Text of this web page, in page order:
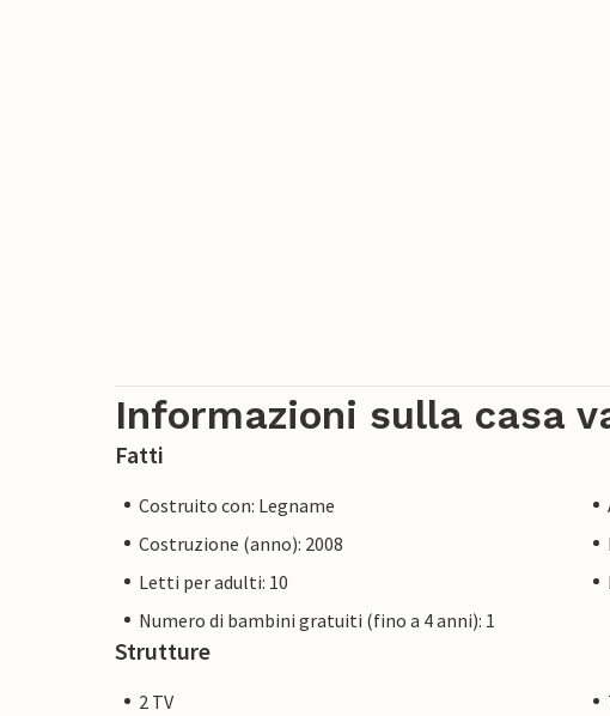
Informazioni sulla casa
Fatti
Costruito con: Legname
Costruzione (anno): 2008
Letti per adulti: 10
Numero di bambini gratuiti (fino a 4 anni): 1
Strutture
2 TV